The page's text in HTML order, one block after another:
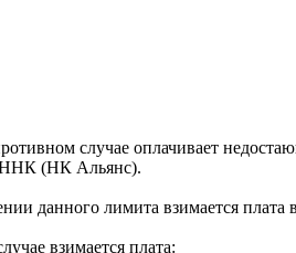
случае оплачивает
ННК (НК Альянс).
данного лимита взимается плата
взимается плата: